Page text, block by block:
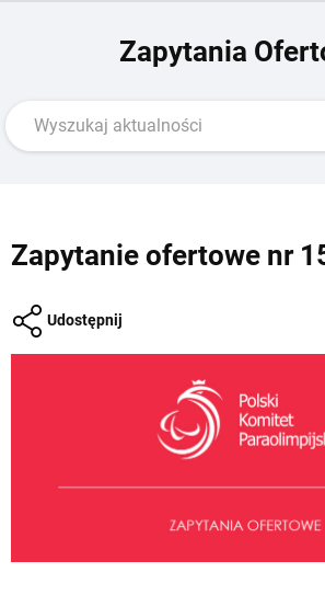
Zapytania
Zapytanie ofertowe nr
Udostępnij